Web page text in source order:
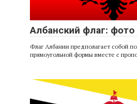
Албанский флаг: фото
Флаг Албании предполагает собой
прямоугольной формы вместе с